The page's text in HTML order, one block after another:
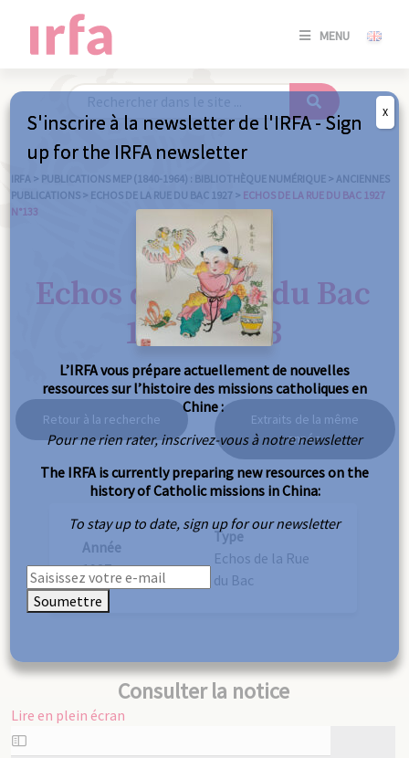
MENU
SE
/
IRFA > PUBLICATIONS MEP (1840-1964) : BIBLIOTHÈQUE NUMÉRIQUE > ANCIENNES
PUBLICATIONS > ECHOS DE LA RUE DU BAC 1927 > ECHOS DE LA RUE DU BAC 1927
N°133
Echos de la Rue du Bac
1927 n°133
Retour à la recherche
Extraits de la même
année
Année
1927
Type
Echos de la Rue
du Bac
Consulter la notice
Lire en plein écran
Aller
S'inscrire à la newsletter de l'IRFA - Sign
up for the IRFA newsletter
L’IRFA vous prépare actuellement de nouvelles
ressources sur l’histoire des missions catholiques en
Chine :
Pour ne rien rater, inscrivez-vous à notre newsletter
The IRFA is currently preparing new resources on the
history of Catholic missions in China:
To stay up to date, sign up for our newsletter
Soumettre
X